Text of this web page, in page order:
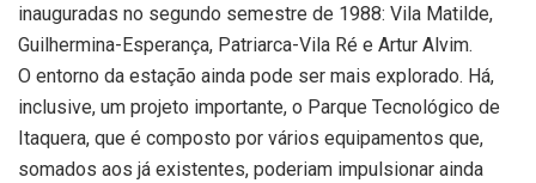
inauguradas no segundo semestre de 1988: Vila Matilde,
Guilhermina-Esperança, Patriarca-Vila Ré e Artur Alvim.
O entorno da estação ainda pode ser mais explorado. Há,
inclusive, um projeto importante, o Parque Tecnológico de
Itaquera, que é composto por vários equipamentos que,
somados aos já existentes, poderiam impulsionar ainda